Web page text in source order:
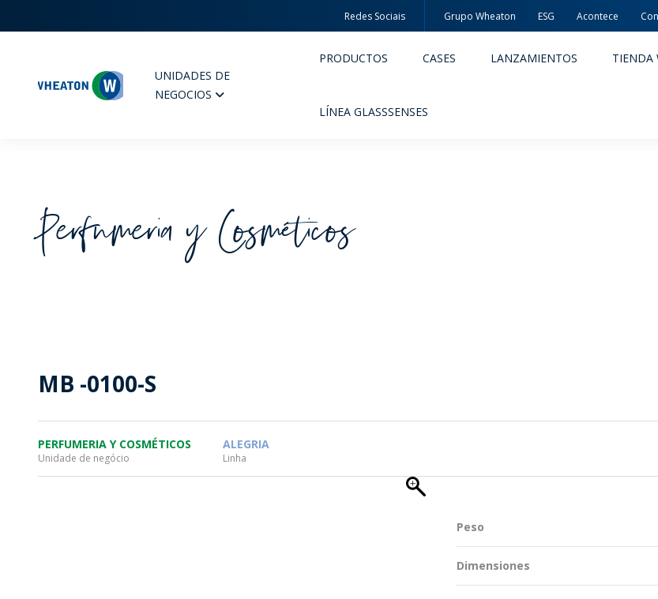
Redes Sociais Grupo Wheaton ESG Acontece
Wheaton
UNIDADES DE
NEGOCIOS
PERFUMERIA Y COSMÉTICOS
MYWHEATON3D
PRODUCTOS CASES LANZAMIENTOS TIENDA
LÍNEA GLASSSENSES
Perfumeria y Cosméticos
MB -0100-S
PERFUMERIA Y COSMÉTICOS
Unidade de negócio
ALEGRIA
Linha
Peso
Dimensiones